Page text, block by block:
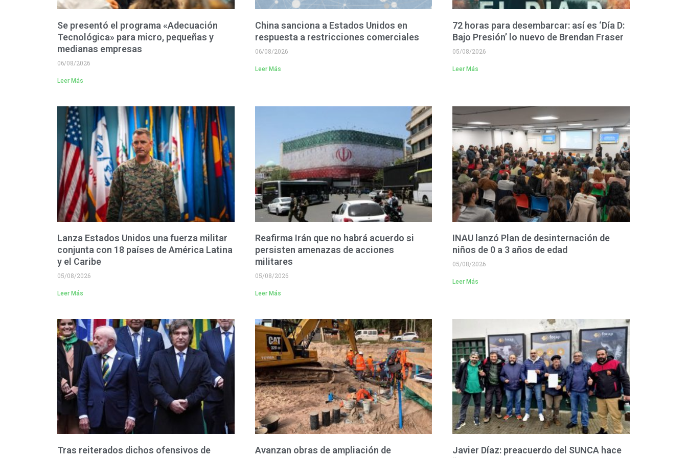
Se presentó el programa «Adecuación
Tecnológica» para micro, pequeñas y
medianas empresas
06/08/2026
Leer Más
China sanciona a Estados Unidos en
respuesta a restricciones comerciales
06/08/2026
Leer Más
72 horas para desembarcar: así es ‘Día D:
Bajo Presión’ lo nuevo de Brendan Fraser
05/08/2026
Leer Más
Lanza Estados Unidos una fuerza militar
conjunta con 18 países de América Latina
y el Caribe
05/08/2026
Leer Más
Reafirma Irán que no habrá acuerdo si
persisten amenazas de acciones
militares
05/08/2026
Leer Más
INAU lanzó Plan de desinternación de
niños de 0 a 3 años de edad
05/08/2026
Leer Más
Tras reiterados dichos ofensivos de
Avanzan obras de ampliación de
Javier Díaz: preacuerdo del SUNCA hace